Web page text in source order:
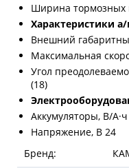
Ширина тормозных
Характеристики
Внешний
Максимальная
Угол
(18)
Аккумуляторы, В/
Напряжение, B 24
Бренд: